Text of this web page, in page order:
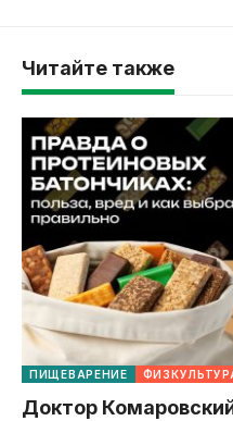
Читайте также
ПИЩЕВАРЕНИЕ
Доктор